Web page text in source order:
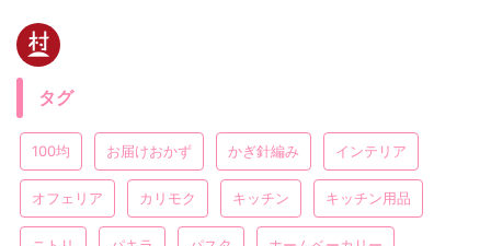
タグ
100均 お届けおかず かぎ針編み インテリア
オフェリア カリモク キッチン キッチン用品